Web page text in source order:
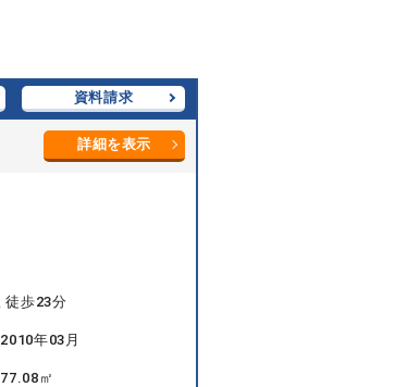
資料請求
詳細を表示
徒歩23分
2010年03月
77.08㎡